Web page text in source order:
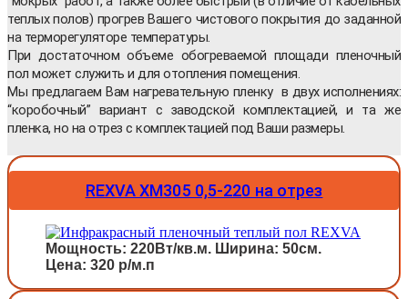
теплых полов) прогрев Вашего чистового покрытия до заданной
на терморегуляторе температуры.
При достаточном объеме обогреваемой площади пленочный
пол может служить и для отопления помещения.
Мы предлагаем Вам нагревательную пленку в двух исполнениях:
“коробочный” вариант с заводской комплектацией, и та же
пленка, но на отрез с комплектацией под Ваши размеры.
REXVA XM305 0,5-220 на отрез
Мощность: 220Вт/кв.м. Ширина: 50см.
Цена: 320 р/м.п